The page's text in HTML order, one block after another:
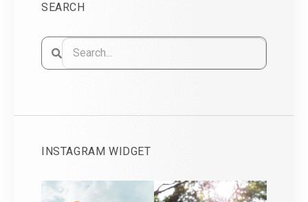
SEARCH
INSTAGRAM WIDGET